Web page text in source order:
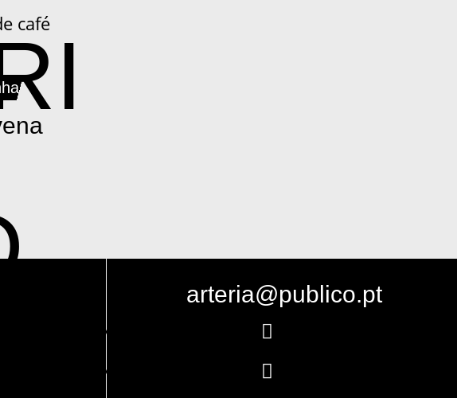
arteria@publico.pt